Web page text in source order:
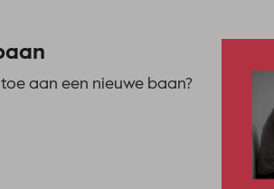
aan een nieuwe baan?